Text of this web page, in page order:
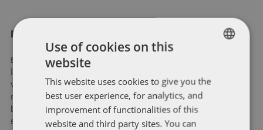
Balcıoğlu Selçuk Eymirlioğlu Ardıyok Keki
Balcıoğlu Selçuk Eymirlioğlu Ardıyok Keki (“BASEAK”)
vermekte olan bir hukuk bürosudur. 2007’den beri
müvekkillerimize Türkiye’de yürüttükleri faaliyetlerinde ve
büyüme planlarında titiz ve güvenilir hukuki çözümler
sunmaktayız.
FRENCH
Use of cookies on this
website
This website uses cookies to give you the
best user experience, for analytics, and
improvement of functionalities of this
website and third party sites. You can